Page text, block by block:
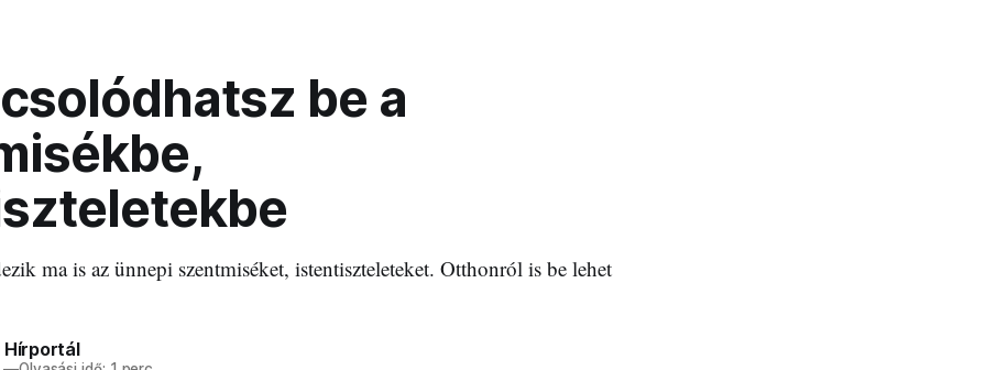
be a
ma is az ünnepi szentmiséket, istentiszteleteket. Otthonról is be lehet
Hírportál